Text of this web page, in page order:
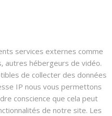
services externes comme
autres hébergeurs de vidéo.
de collecter des données
IP nous vous permettons
conscience que cela peut
de notre site. Les